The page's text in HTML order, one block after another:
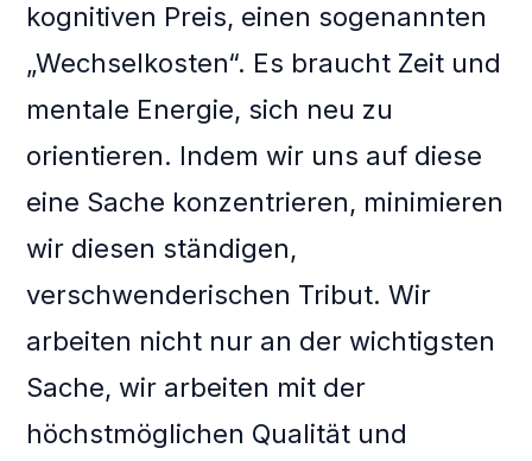
kognitiven Preis, einen sogenannten
„Wechselkosten“. Es braucht Zeit und
mentale Energie, sich neu zu
orientieren. Indem wir uns auf diese
eine Sache konzentrieren, minimieren
wir diesen ständigen,
verschwenderischen Tribut. Wir
arbeiten nicht nur an der wichtigsten
Sache, wir arbeiten mit der
höchstmöglichen Qualität und